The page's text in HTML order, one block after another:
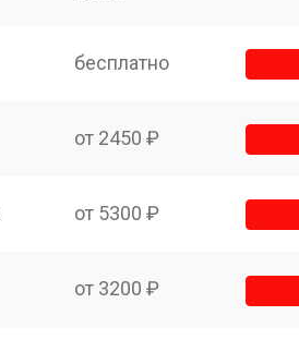
бесплатно
от 2450 ₽
от 5300 ₽
от 3200 ₽